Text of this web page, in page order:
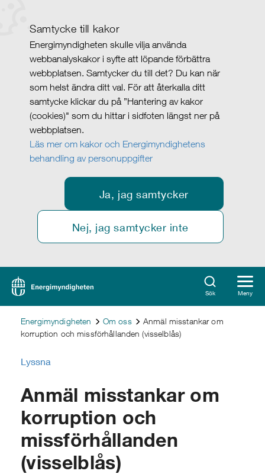
Samtycke till kakor
Energimyndigheten skulle vilja använda
webbanalyskakor i syfte att löpande förbättra
webbplatsen. Samtycker du till det? Du kan när
som helst ändra ditt val. För att återkalla ditt
samtycke klickar du på ”Hantering av kakor
(cookies)" som du hittar i sidfoten längst ner på
webbplatsen.
Läs mer om kakor och Energimyndighetens
behandling av personuppgifter
Ja, jag samtycker
Nej, jag samtycker inte
Sök Meny
Energimyndigheten Om oss
Anmäl misstankar om
korruption och missförhållanden (visselblås)
Lyssna
Anmäl misstankar om
korruption och
missförhållanden
(visselblås)